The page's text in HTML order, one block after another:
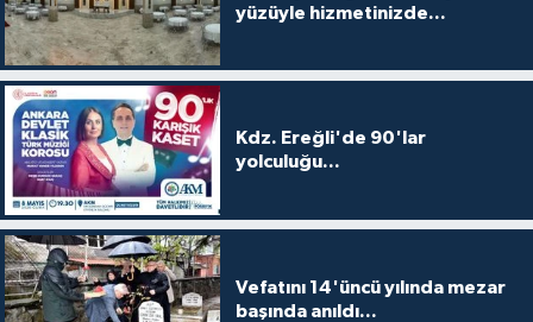
yüzüyle hizmetinizde...
Kdz. Ereğli'de 90'lar
yolculuğu...
Vefatını 14'üncü yılında mezar
başında anıldı...